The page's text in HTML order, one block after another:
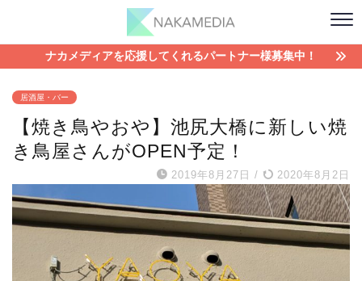
ナカメディアを応援してくれるパートナー様募集中！
居酒屋・バー
【焼き鳥やおや】池尻大橋に新しい焼
き鳥屋さんがOPEN予定！
2019年8月27日 / 2020年8月2日